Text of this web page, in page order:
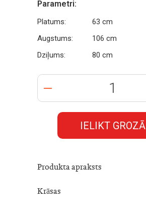
Parametri:
Platums:
63 cm
Augstums:
106 cm
Dziļums:
80 cm
IELIKT GROZĀ
Produkta apraksts
Krāsas